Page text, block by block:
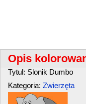
Opis
Tytul: Slonik Dumbo
Kategoria: Zwierzęta